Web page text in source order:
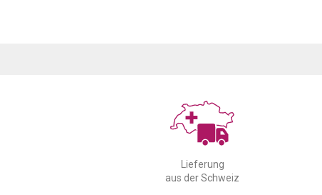
Lieferung
aus der Schweiz